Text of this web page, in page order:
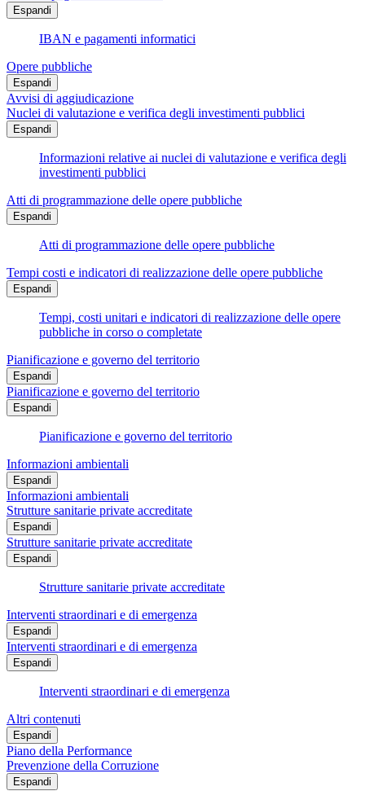
Espandi
IBAN e pagamenti informatici
Opere pubbliche
Espandi
Avvisi di aggiudicazione
Nuclei di valutazione e verifica degli investimenti pubblici
Espandi
Informazioni relative ai nuclei di valutazione e verifica degli
investimenti pubblici
Atti di programmazione delle opere pubbliche
Espandi
Atti di programmazione delle opere pubbliche
Tempi costi e indicatori di realizzazione delle opere pubbliche
Espandi
Tempi, costi unitari e indicatori di realizzazione delle opere
pubbliche in corso o completate
Pianificazione e governo del territorio
Espandi
Pianificazione e governo del territorio
Espandi
Pianificazione e governo del territorio
Informazioni ambientali
Espandi
Informazioni ambientali
Strutture sanitarie private accreditate
Espandi
Strutture sanitarie private accreditate
Espandi
Strutture sanitarie private accreditate
Interventi straordinari e di emergenza
Espandi
Interventi straordinari e di emergenza
Espandi
Interventi straordinari e di emergenza
Altri contenuti
Espandi
Piano della Performance
Prevenzione della Corruzione
Espandi